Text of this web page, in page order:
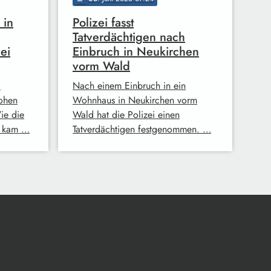
in
die
kam …
Polizei fasst
Tatverdächtigen nach
Einbruch in Neukirchen
vorm Wald
Nach einem Einbruch in ein
Wohnhaus in Neukirchen vorm
Wald hat die Polizei einen
Tatverdächtigen festgenommen. …